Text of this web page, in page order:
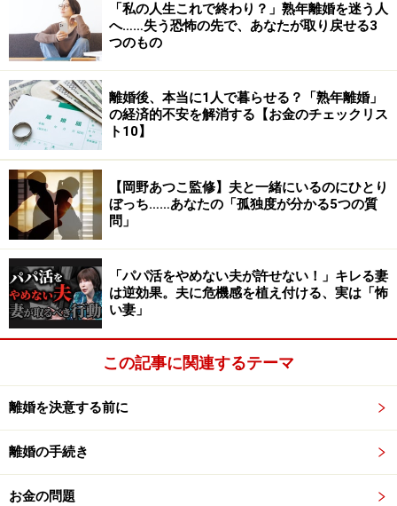
「私の人生これで終わり？」熟年離婚を迷う人
へ……失う恐怖の先で、あなたが取り戻せる3
つのもの
離婚後、本当に1人で暮らせる？「熟年離婚」
の経済的不安を解消する【お金のチェックリス
ト10】
【岡野あつこ監修】夫と一緒にいるのにひとり
ぼっち……あなたの「孤独度が分かる5つの質
問」
「パパ活をやめない夫が許せない！」キレる妻
は逆効果。夫に危機感を植え付ける、実は「怖
い妻」
この記事に関連するテーマ
離婚を決意する前に
離婚の手続き
お金の問題